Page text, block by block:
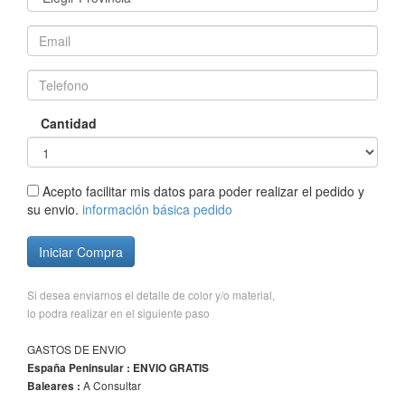
Cantidad
Acepto facilitar mis datos para poder realizar el pedido y
su envio. información básica pedido
Iniciar Compra
Si desea enviarnos el detalle de color y/o material,
lo podra realizar en el siguiente paso
GASTOS DE ENVIO
España Peninsular : ENVIO GRATIS
Baleares : A Consultar